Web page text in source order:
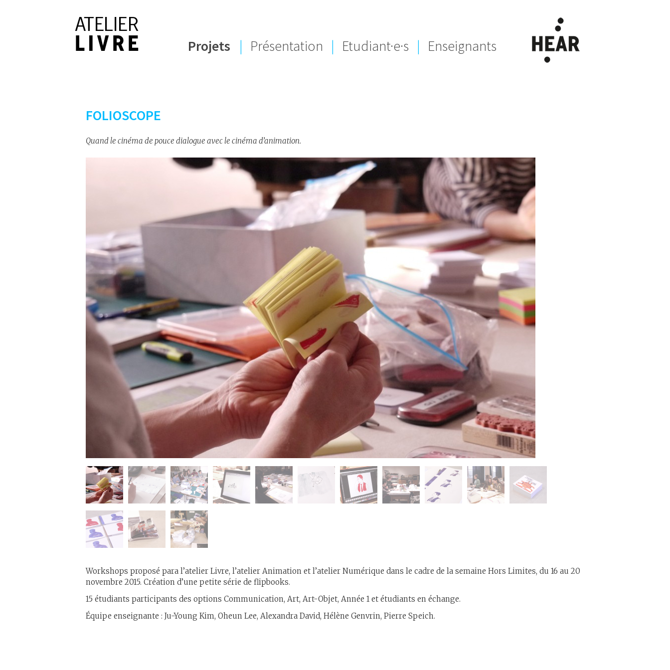
Projets | Présentation | Etudiant·e·s | Enseignants
FOLIOSCOPE
Quand le cinéma de pouce dialogue avec le cinéma d’animation.
Workshops proposé para l’atelier Livre, l’atelier Animation et l’atelier Numérique dans le cadre de la semaine Hors Limites, du 16 au 20
novembre 2015. Création d’une petite série de flipbooks.
15 étudiants participants des options Communication, Art, Art-Objet, Année 1 et étudiants en échange.
Équipe enseignante : Ju-Young Kim, Oheun Lee, Alexandra David, Hélène Genvrin, Pierre Speich.